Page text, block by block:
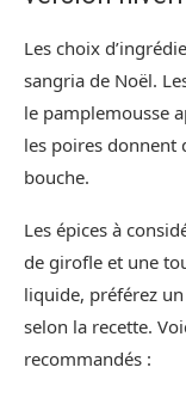
Les choix
sangria de Noël.
le pamplemousse
les poires donnent
bouche.
Les épices à
de girofle et une
liquide, préférez
selon la recette.
recommandés :